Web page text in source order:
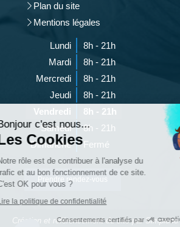
Plan du site
Mentions légales
Lundi
8h - 21h
Mardi
8h - 21h
Mercredi
8h - 21h
Jeudi
8h - 21h
Vendredi
8h - 21h
Samedi
8h - 21h
Dimanche
Fermé
Prendre rendez-vous
Création et référencement du site par Simplébo
Continuer sans accepter
Bonjour c'est nous...
Les Cookies
Notre rôle est de contribuer à l'analyse du
trafic et au bon fonctionnement de ce site.
C'est OK pour vous ?
Lire la politique de confidentialité
Consentements certifiés par